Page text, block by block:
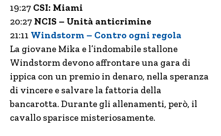
19:27 CSI: Miami
20:27 NCIS – Unità anticrimine
21:11 Windstorm – Contro ogni regola
La giovane Mika e l’indomabile stallone
Windstorm devono affrontare una gara di
ippica con un premio in denaro, nella speranza
di vincere e salvare la fattoria della
bancarotta. Durante gli allenamenti, però, il
cavallo sparisce misteriosamente.